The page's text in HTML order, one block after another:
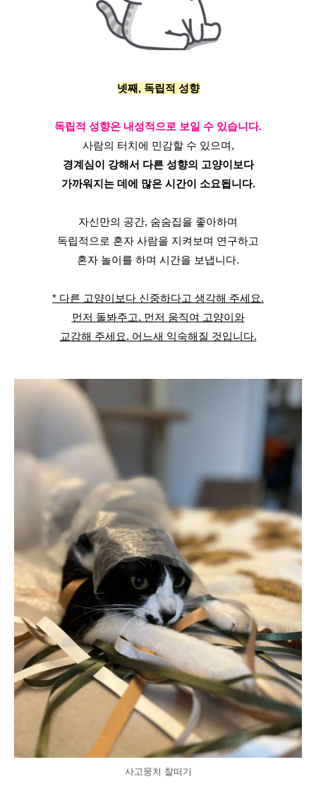
넷째, 독립적 성향
독립적 성향은 내성적으로 보일 수 있습니다.
사람의 터치에 민감할 수 있으며,
경계심이 강해서 다른 성향의 고양이보다
가까워지는 데에 많은 시간이 소요됩니다.
자신만의 공간, 숨숨집을 좋아하며
독립적으로 혼자 사람을 지켜보며 연구하고
혼자 놀이를 하며 시간을 보냅니다.
* 다른 고양이보다 신중하다고 생각해 주세요.
먼저 돌봐주고, 먼저 움직여 고양이와
교감해 주세요. 어느새 익숙해질 것입니다.
사고뭉치 찰떠기